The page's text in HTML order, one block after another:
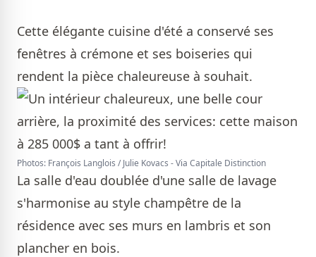
Cette élégante cuisine d'été a conservé ses
fenêtres à crémone et ses boiseries qui
rendent la pièce chaleureuse à souhait.
Photos: François Langlois / Julie Kovacs - Via Capitale Distinction
La salle d'eau doublée d'une salle de lavage
s'harmonise au style champêtre de la
résidence avec ses murs en lambris et son
plancher en bois.